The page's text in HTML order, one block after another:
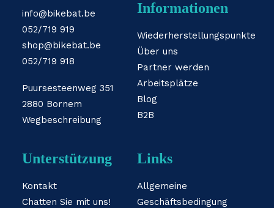
info@bikebat.be
052/719 919
shop@bikebat.be
052/719 918
Puursesteenweg 351
2880 Bornem
Wegbeschreibung
Informationen
Wiederherstellungspunkte
Über uns
Partner werden
Arbeitsplätze
Blog
B2B
Unterstützung
Kontakt
Chatten Sie mit uns!
Links
Allgemeine
Geschäftsbedingung